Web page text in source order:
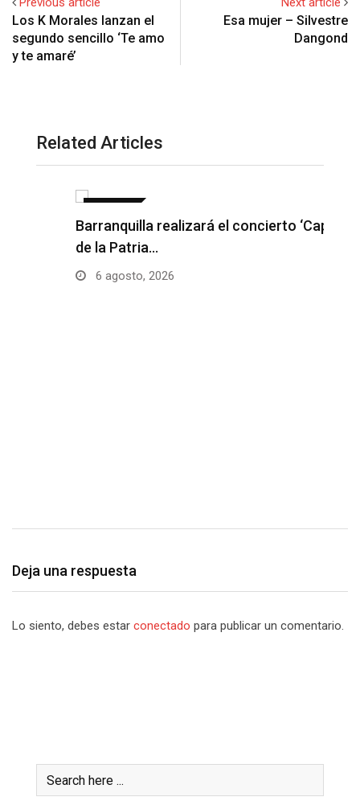
Los K Morales lanzan el
segundo sencillo ‘Te amo
y te amaré’
Esa mujer – Silvestre
Dangond
Related Articles
Barranquilla realizará el concierto ‘Capital
de la Patria…
6 agosto, 2026
Deja una respuesta
Lo siento, debes estar conectado para publicar un comentario.